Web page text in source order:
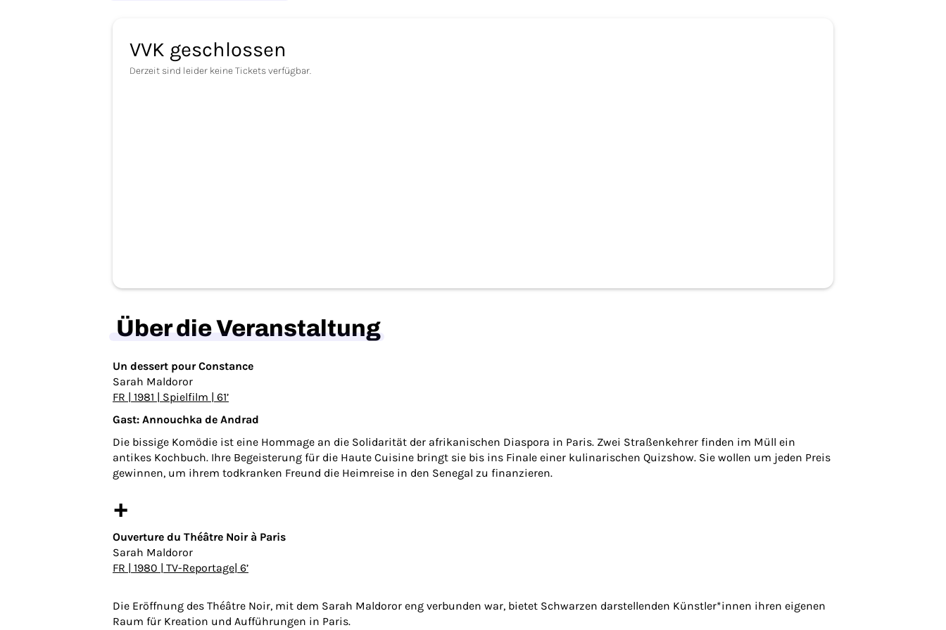
VVK geschlossen
Derzeit sind leider keine Tickets verfügbar.
Über die Veranstaltung
Un dessert pour Constance
Sarah Maldoror
FR | 1981 | Spielfilm | 61’
Gast: Annouchka de Andrad
Die bissige Komödie ist eine Hommage an die Solidarität der afrikanischen Diaspora in Paris. Zwei Straßenkehrer finden im Müll ein
antikes Kochbuch. Ihre Begeisterung für die Haute Cuisine bringt sie bis ins Finale einer kulinarischen Quizshow. Sie wollen um jeden Preis
gewinnen, um ihrem todkranken Freund die Heimreise in den Senegal zu finanzieren.
+
Ouverture du Théâtre Noir à Paris
Sarah Maldoror
FR | 1980 | TV-Reportage| 6’
Die Eröffnung des Théâtre Noir, mit dem Sarah Maldoror eng verbunden war, bietet Schwarzen darstellenden Künstler*innen ihren eigenen
Raum für Kreation und Aufführungen in Paris.